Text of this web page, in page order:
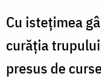
Cu isteţimea
curăţia
presus de